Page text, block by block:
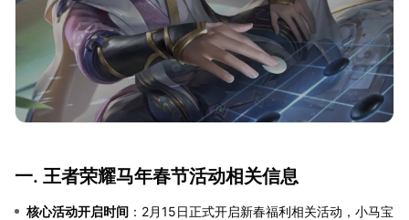
一. 王者荣耀马年春节活动相关信息
核心活动开启时间 ：2月15日正式开启新春福利相关活动，小马宝